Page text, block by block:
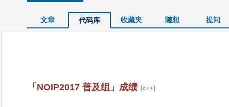
文章 代码库 收藏夹 随想 提问
「NOIP2017 普及组」成绩[c++]